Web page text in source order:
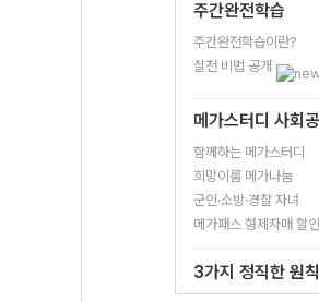
주간완전학습
주간완전학습이란?
실천 비법 공개
메가스터디 사회
함께하는 메가스터디
희망이룸 메가나눔
군인·소방·경찰 자녀
메가패스 형제자매 할인
3가지 정직한 원칙